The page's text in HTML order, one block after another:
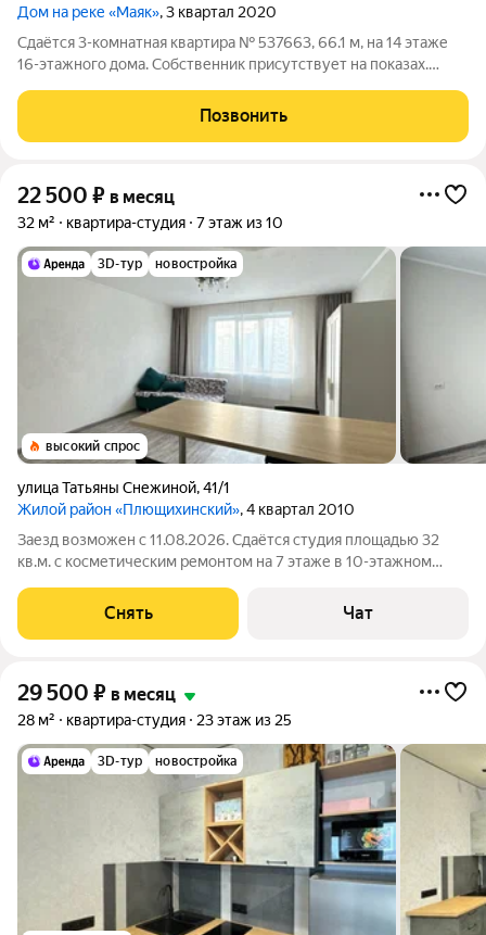
Дом на реке «Маяк», 3 квартал 2020
Сдаётся 3-комнатная квартира № 537663, 66.1 м, на 14 этаже
16-этажного дома. Собственник присутствует на показах.
оплачиваются отдельно. По условиям проживания: можно с
детьми, без питомцев. Срок
Позвонить
22 500 ₽ в месяц
32 м² квартира-студия 7 этаж из 10
3D-тур новостройка
высокий спрос
улица Татьяны Снежиной,41/1
Жилой район «Плющихинский», 4 квартал 2010
Заезд возможен с 11.08.2026. Сдаётся студия площадью 32
кв.м. с косметическим ремонтом на 7 этаже в 10-этажном
выходят на улицу. В
Снять Чат
29 500 ₽ в месяц
28 м² квартира-студия 23 этаж из 25
3D-тур новостройка